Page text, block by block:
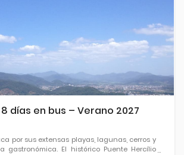
días en bus – Verano 2027
por sus extensas playas, lagunas, cerros y
gastronómica. El histórico Puente Hercílio